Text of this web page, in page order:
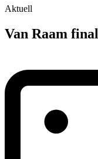
Aktuell
Van Raam